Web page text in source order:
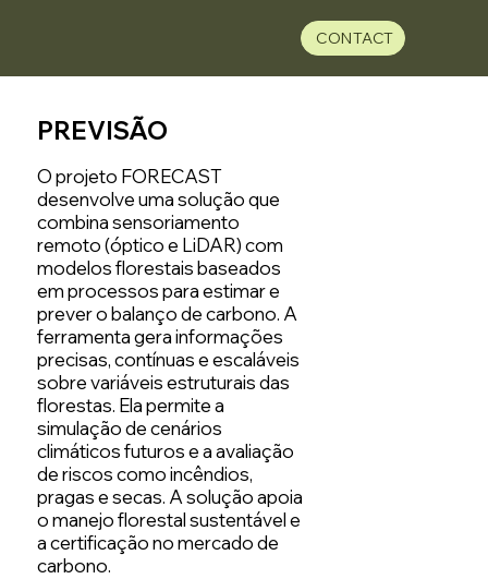
CONTACT
PREVISÃO
O projeto FORECAST
desenvolve uma solução que
combina sensoriamento
remoto (óptico e LiDAR) com
modelos florestais baseados
em processos para estimar e
prever o balanço de carbono. A
ferramenta gera informações
precisas, contínuas e escaláveis
sobre variáveis estruturais das
florestas. Ela permite a
simulação de cenários
climáticos futuros e a avaliação
de riscos como incêndios,
pragas e secas. A solução apoia
o manejo florestal sustentável e
a certificação no mercado de
carbono.